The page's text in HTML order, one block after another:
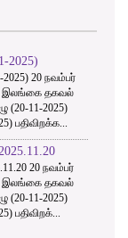
2025)
20 நவம்பர்
இலங்கை தகவல்
(20-11-2025)
பதிவிறக்க...
20 நவம்பர்
இலங்கை தகவல்
(20-11-2025)
பதிவிறக்...